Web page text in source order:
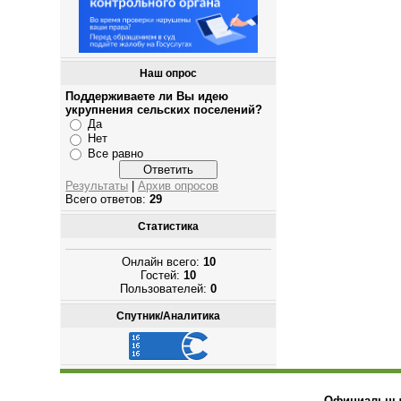
Наш опрос
Поддерживаете ли Вы идею
укрупнения сельских поселений?
Да
Нет
Все равно
Результаты |Архив опросов
Всего ответов:29
Статистика
Онлайн всего: 10
Гостей:10
Пользователей:0
Спутник/Аналитика